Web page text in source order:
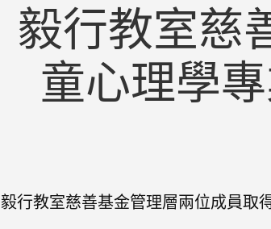
毅行教室慈
童心理學
毅行教室慈善基金管理層兩位成員取